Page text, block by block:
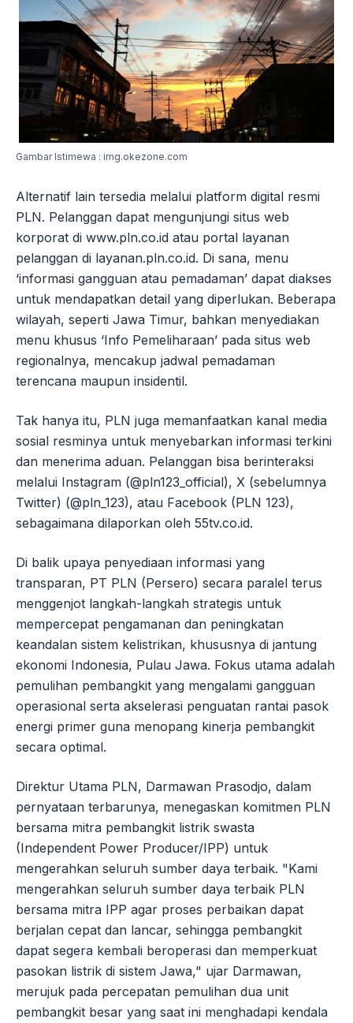
Gambar Istimewa : img.okezone.com
Alternatif lain tersedia melalui platform digital resmi
PLN. Pelanggan dapat mengunjungi situs web
korporat di www.pln.co.id atau portal layanan
pelanggan di layanan.pln.co.id. Di sana, menu
‘informasi gangguan atau pemadaman’ dapat diakses
untuk mendapatkan detail yang diperlukan. Beberapa
wilayah, seperti Jawa Timur, bahkan menyediakan
menu khusus ‘Info Pemeliharaan’ pada situs web
regionalnya, mencakup jadwal pemadaman
terencana maupun insidentil.
Tak hanya itu, PLN juga memanfaatkan kanal media
sosial resminya untuk menyebarkan informasi terkini
dan menerima aduan. Pelanggan bisa berinteraksi
melalui Instagram (@pln123_official), X (sebelumnya
Twitter) (@pln_123), atau Facebook (PLN 123),
sebagaimana dilaporkan oleh 55tv.co.id.
Di balik upaya penyediaan informasi yang
transparan, PT PLN (Persero) secara paralel terus
menggenjot langkah-langkah strategis untuk
mempercepat pengamanan dan peningkatan
keandalan sistem kelistrikan, khususnya di jantung
ekonomi Indonesia, Pulau Jawa. Fokus utama adalah
pemulihan pembangkit yang mengalami gangguan
operasional serta akselerasi penguatan rantai pasok
energi primer guna menopang kinerja pembangkit
secara optimal.
Direktur Utama PLN, Darmawan Prasodjo, dalam
pernyataan terbarunya, menegaskan komitmen PLN
bersama mitra pembangkit listrik swasta
(Independent Power Producer/IPP) untuk
mengerahkan seluruh sumber daya terbaik. "Kami
mengerahkan seluruh sumber daya terbaik PLN
bersama mitra IPP agar proses perbaikan dapat
berjalan cepat dan lancar, sehingga pembangkit
dapat segera kembali beroperasi dan memperkuat
pasokan listrik di sistem Jawa," ujar Darmawan,
merujuk pada percepatan pemulihan dua unit
pembangkit besar yang saat ini menghadapi kendala